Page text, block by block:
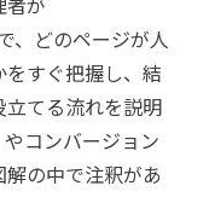
、どのページが人
すぐ把握し、結
てる流れを説明
コンバージョン
解の中で注釈があ